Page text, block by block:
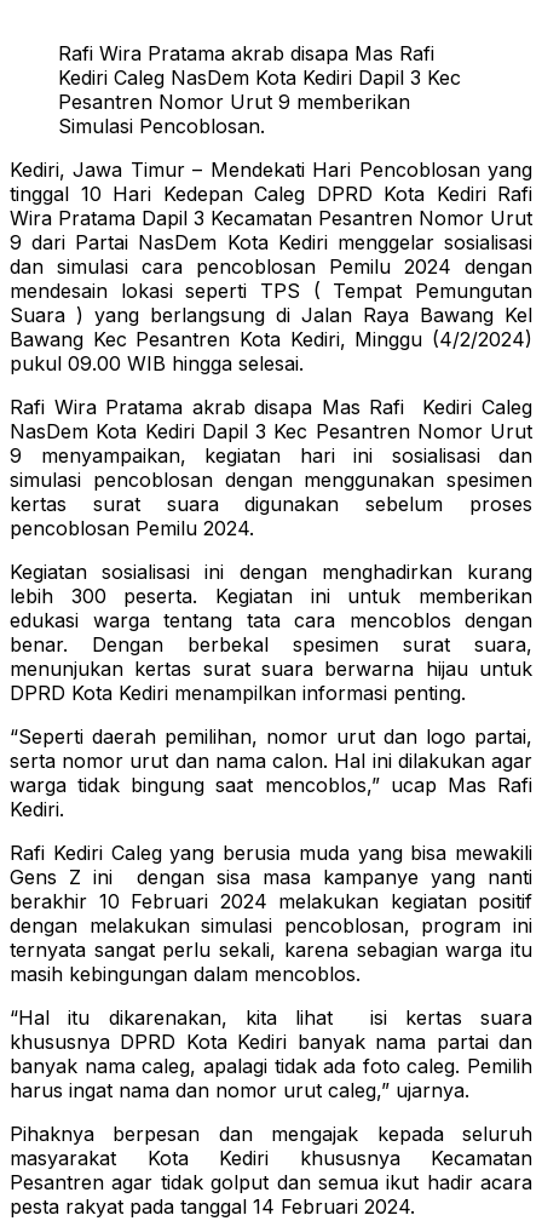
Rafi Wira Pratama akrab disapa Mas Rafi
Kediri Caleg NasDem Kota Kediri Dapil 3 Kec
Pesantren Nomor Urut 9 memberikan
Simulasi Pencoblosan.
Kediri, Jawa Timur – Mendekati Hari Pencoblosan yang
tinggal 10 Hari Kedepan Caleg DPRD Kota Kediri Rafi
Wira Pratama Dapil 3 Kecamatan Pesantren Nomor Urut
9 dari Partai NasDem Kota Kediri menggelar sosialisasi
dan simulasi cara pencoblosan Pemilu 2024 dengan
mendesain lokasi seperti TPS ( Tempat Pemungutan
Suara ) yang berlangsung di Jalan Raya Bawang Kel
Bawang Kec Pesantren Kota Kediri, Minggu (4/2/2024)
pukul 09.00 WIB hingga selesai.
Rafi Wira Pratama akrab disapa Mas Rafi Kediri Caleg
NasDem Kota Kediri Dapil 3 Kec Pesantren Nomor Urut
9 menyampaikan, kegiatan hari ini sosialisasi dan
simulasi pencoblosan dengan menggunakan spesimen
kertas surat suara digunakan sebelum proses
pencoblosan Pemilu 2024.
Kegiatan sosialisasi ini dengan menghadirkan kurang
lebih 300 peserta. Kegiatan ini untuk memberikan
edukasi warga tentang tata cara mencoblos dengan
benar. Dengan berbekal spesimen surat suara,
menunjukan kertas surat suara berwarna hijau untuk
DPRD Kota Kediri menampilkan informasi penting.
“Seperti daerah pemilihan, nomor urut dan logo partai,
serta nomor urut dan nama calon. Hal ini dilakukan agar
warga tidak bingung saat mencoblos,” ucap Mas Rafi
Kediri.
Rafi Kediri Caleg yang berusia muda yang bisa mewakili
Gens Z ini dengan sisa masa kampanye yang nanti
berakhir 10 Februari 2024 melakukan kegiatan positif
dengan melakukan simulasi pencoblosan, program ini
ternyata sangat perlu sekali, karena sebagian warga itu
masih kebingungan dalam mencoblos.
“Hal itu dikarenakan, kita lihat isi kertas suara
khususnya DPRD Kota Kediri banyak nama partai dan
banyak nama caleg, apalagi tidak ada foto caleg. Pemilih
harus ingat nama dan nomor urut caleg,” ujarnya.
Pihaknya berpesan dan mengajak kepada seluruh
masyarakat Kota Kediri khususnya Kecamatan
Pesantren agar tidak golput dan semua ikut hadir acara
pesta rakyat pada tanggal 14 Februari 2024.